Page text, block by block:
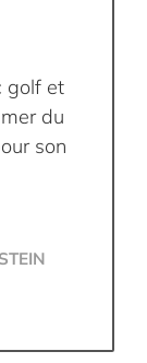
golf et
du
son